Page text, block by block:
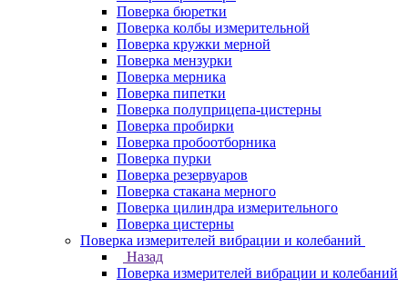
Поверка бюретки
Поверка колбы измерительной
Поверка кружки мерной
Поверка мензурки
Поверка мерника
Поверка пипетки
Поверка полуприцепа-цистерны
Поверка пробирки
Поверка пробоотборника
Поверка пурки
Поверка резервуаров
Поверка стакана мерного
Поверка цилиндра измерительного
Поверка цистерны
Поверка измерителей вибрации и колебаний
Назад
Поверка измерителей вибрации и колебаний